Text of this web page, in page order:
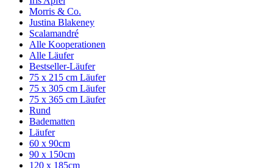
Morris & Co.
Justina Blakeney
Scalamandré
Alle Kooperationen
Alle Läufer
Bestseller-Läufer
75 x 215 cm Läufer
75 x 305 cm Läufer
75 x 365 cm Läufer
Rund
Badematten
Läufer
60 x 90cm
90 x 150cm
120 x 185cm